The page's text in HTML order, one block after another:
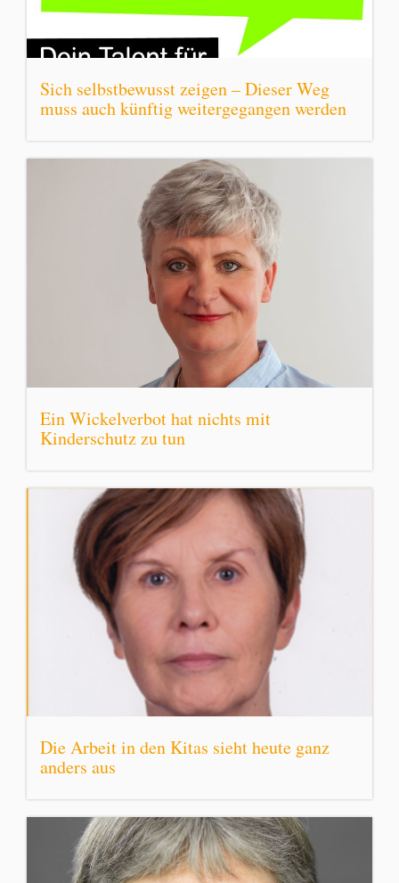
Sich selbstbewusst zeigen – Dieser Weg
muss auch künftig weitergegangen werden
Ein Wickelverbot hat nichts mit
Kinderschutz zu tun
Die Arbeit in den Kitas sieht heute ganz
anders aus